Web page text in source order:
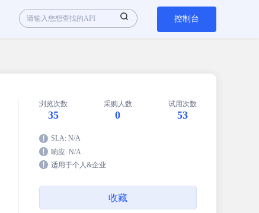
控制台
浏览次数
35
采购人数
0
试用次数
53
SLA: N/A
响应: N/A
适用于个人&企业
收藏